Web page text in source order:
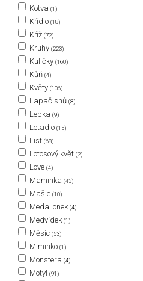
Kotva (1)
Křídlo (18)
Kříž (72)
Kruhy (223)
Kuličky (160)
Kůň (4)
Květy (106)
Lapač snů (8)
Lebka (9)
Letadlo (15)
List (68)
Lotosový květ (2)
Love (4)
Maminka (43)
Mašle (10)
Medailonek (4)
Medvídek (1)
Měsíc (53)
Miminko (1)
Monstera (4)
Motýl (91)